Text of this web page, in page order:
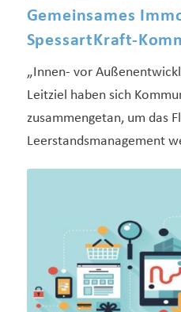
Gemeinsames
SpessartKraft-
„Innen- vor
Leitziel haben sich
zusammengetan, um das
Leerstandsmanagement